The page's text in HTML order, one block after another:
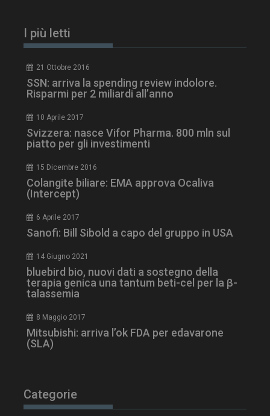
I più letti
21 Ottobre 2016
SSN: arriva la spending review indolore.
Risparmi per 2 miliardi all’anno
10 Aprile 2017
Svizzera: nasce Vifor Pharma. 800 mln sul
piatto per gli investimenti
15 Dicembre 2016
Colangite biliare: EMA approva Ocaliva
(Intercept)
6 Aprile 2017
Sanofi: Bill Sibold a capo del gruppo in USA
14 Giugno 2021
bluebird bio, nuovi dati a sostegno della
terapia genica una tantum beti-cel per la β-
talassemia
8 Maggio 2017
Mitsubishi: arriva l’ok FDA per edavarone
(SLA)
Categorie